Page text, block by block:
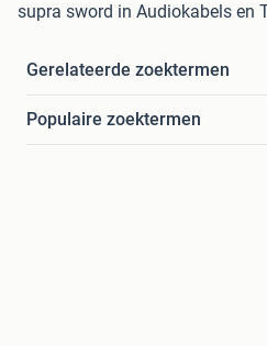
supra sword in Audiokabels en
Gerelateerde zoektermen
Populaire zoektermen